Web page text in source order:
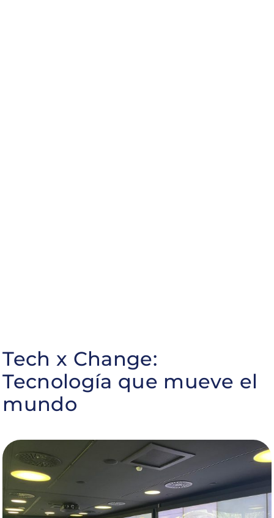
Tech x Change:
Tecnología que mueve el
mundo